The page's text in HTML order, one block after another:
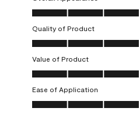
Overall Appearance, 5.0 out of 5
Quality of Product
Quality of Product, 5.0 out of 5
Value of Product
Value of Product, 5.0 out of 5
Ease of Application
Ease of Application, 4.0 out of 5